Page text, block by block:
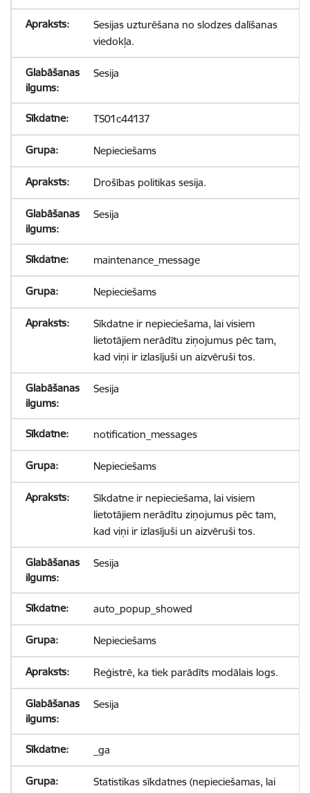
Sesijas uzturēšana no slodzes dalīšanas
viedokļa.
Sesija
TS01c44137
Nepieciešams
Drošības politikas sesija.
Sesija
maintenance_message
Nepieciešams
Sīkdatne ir nepieciešama, lai visiem
lietotājiem nerādītu ziņojumus pēc tam,
kad viņi ir izlasījuši un aizvēruši tos.
Sesija
notification_messages
Nepieciešams
Sīkdatne ir nepieciešama, lai visiem
lietotājiem nerādītu ziņojumus pēc tam,
kad viņi ir izlasījuši un aizvēruši tos.
Sesija
auto_popup_showed
Nepieciešams
Reģistrē, ka tiek parādīts modālais logs.
Sesija
_ga
Statistikas sīkdatnes (nepieciešamas, lai